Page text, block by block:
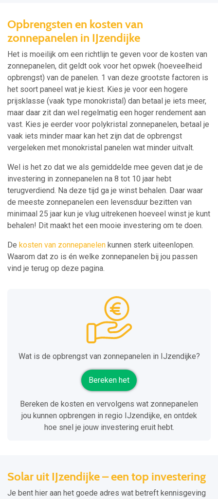
Opbrengsten en kosten van
zonnepanelen in IJzendijke
Het is moeilijk om een richtlijn te geven voor de kosten van
zonnepanelen, dit geldt ook voor het opwek (hoeveelheid
opbrengst) van de panelen. 1 van deze grootste factoren is
het soort paneel wat je kiest. Kies je voor een hogere
prijsklasse (vaak type monokristal) dan betaal je iets meer,
maar daar zit dan wel regelmatig een hoger rendement aan
vast. Kies je eerder voor polykristal zonnepanelen, betaal je
vaak iets minder maar kan het zijn dat de opbrengst
vergeleken met monokristal panelen wat minder uitvalt.
Wel is het zo dat we als gemiddelde mee geven dat je de
investering in zonnepanelen na 8 tot 10 jaar hebt
terugverdiend. Na deze tijd ga je winst behalen. Daar waar
de meeste zonnepanelen een levensduur bezitten van
minimaal 25 jaar kun je vlug uitrekenen hoeveel winst je kunt
behalen! Dit maakt het een mooie investering om te doen.
De kosten van zonnepanelen kunnen sterk uiteenlopen.
Waarom dat zo is én welke zonnepanelen bij jou passen
vind je terug op deze pagina.
Wat is de opbrengst van zonnepanelen in IJzendijke?
Bereken het
Bereken de kosten en vervolgens wat zonnepanelen
jou kunnen opbrengen in regio IJzendijke, en ontdek
hoe snel je jouw investering eruit hebt.
Solar uit IJzendijke – een top investering
Je bent hier aan het goede adres wat betreft kennisgeving